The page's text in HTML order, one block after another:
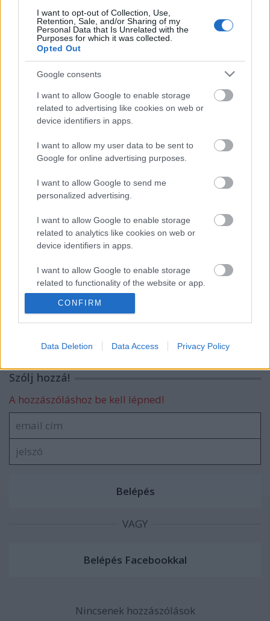
I want to opt-out of Collection, Use,
Retention, Sale, and/or Sharing of my
Personal Data that Is Unrelated with the
Purposes for which it was collected.
Opted Out
Google consents
I want to allow Google to enable storage
related to advertising like cookies on web or
device identifiers in apps.
I want to allow my user data to be sent to
Google for online advertising purposes.
I want to allow Google to send me
personalized advertising.
I want to allow Google to enable storage
related to analytics like cookies on web or
device identifiers in apps.
I want to allow Google to enable storage
related to functionality of the website or app.
I want to allow Google to enable storage
related to personalization.
I want to allow Google to enable storage
functionality and fraud prevention, and other
user protection.
CONFIRM
Data Deletion Data Access Privacy Policy
(Deception)
Szinkronhangok: Szerelemre várva
(Hayatimin Aski)
A szultána sztárjának új török sorozata
debütál hazánkban
Magyarországon is ismert szériák lettek
idén a világ legnézettebb sorozatai
Visszatérhet a Dunára a Végtelen
háborúban?
Szólj hozzá!
A hozzászóláshoz be kell lépned!
VAGY
Nincsenek hozzászólások